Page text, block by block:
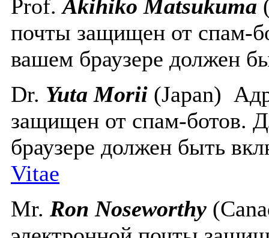
Prof.Akihiko Matsukuma
почты защищен от спам-
вашем браузере должен
Dr. Yuta Morii (Japan)
защищен от спам-ботов.
браузере должен быть
Vitae
Mr. Ron Noseworthy